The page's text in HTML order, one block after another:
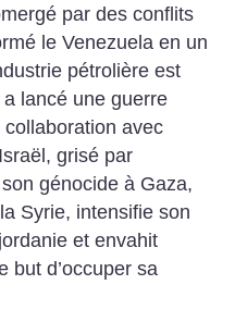
par des conflits
le Venezuela en un
pétrolière est
lancé une guerre
collaboration avec
grisé par
génocide à Gaza,
Syrie, intensifie son
et envahit
but d’occuper sa